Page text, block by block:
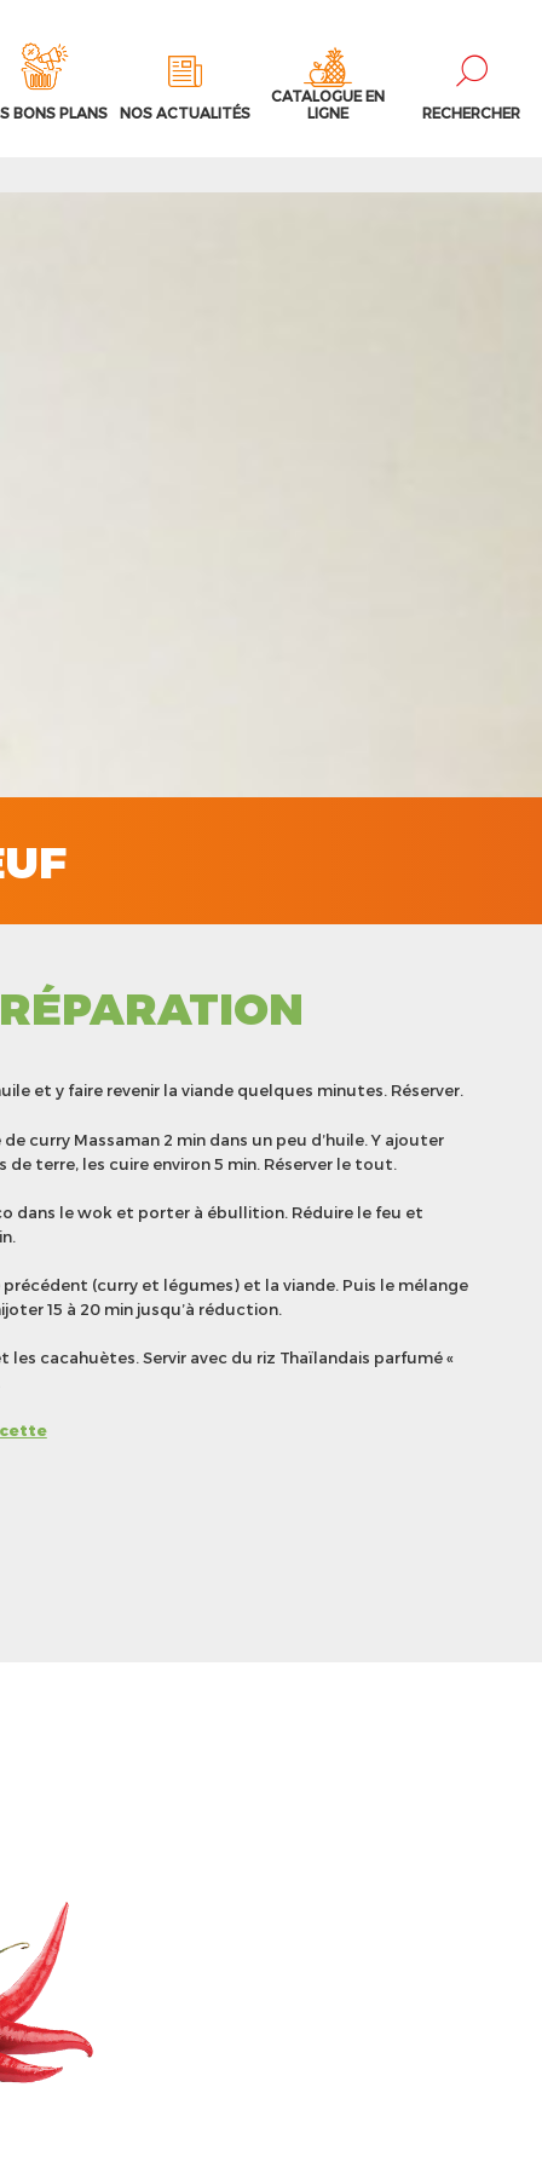
BONS PLANS NOS ACTUALITÉS
CATALOGUE EN
LIGNE
RECHERCHER
et y faire revenir la viande quelques minutes. Réserver.
curry Massaman 2 min dans un peu d’huile. Y ajouter
de terre, les cuire environ 5 min. Réserver le tout.
dans le wok et porter à ébullition. Réduire le feu et
(curry et légumes) et la viande. Puis le mélange
15 à 20 min jusqu’à réduction.
cacahuètes. Servir avec du riz Thaïlandais parfumé «